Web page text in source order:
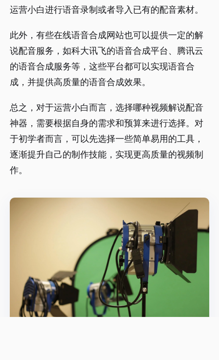
运营小白进行语音录制或者导入已有的配音素材。
此外，有些在线语音合成网站也可以提供一定的解
说配音服务，如科大讯飞的语音合成平台、腾讯云
的语音合成服务等，这些平台都可以实现语音合
成，并提供高质量的语音合成效果。
总之，对于运营小白而言，选择哪种视频解说配音
神器，需要根据自身的需求和预算来进行选择。对
于初学者而言，可以先选择一些简单易用的工具，
逐渐提升自己的制作技能，实现更高质量的视频制
作。